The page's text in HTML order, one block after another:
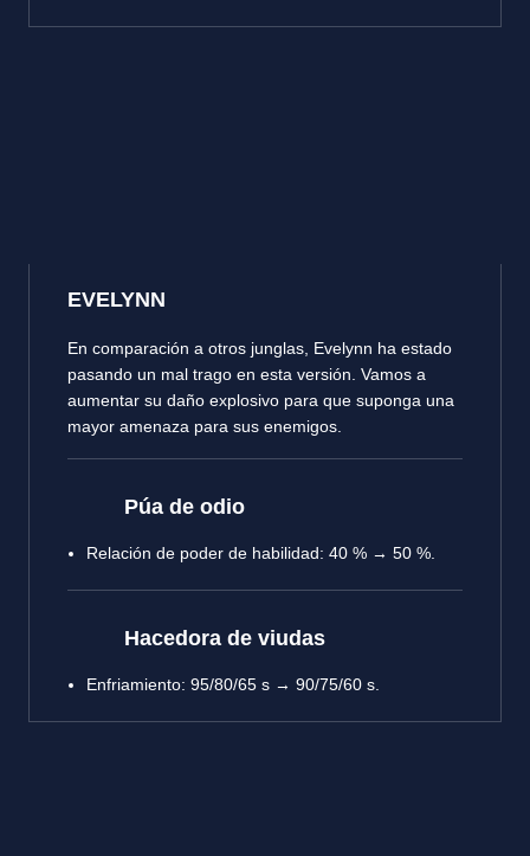
EVELYNN
En comparación a otros junglas, Evelynn ha estado
pasando un mal trago en esta versión. Vamos a
aumentar su daño explosivo para que suponga una
mayor amenaza para sus enemigos.
Púa de odio
Relación de poder de habilidad: 40 % → 50 %.
Hacedora de viudas
Enfriamiento: 95/80/65 s → 90/75/60 s.